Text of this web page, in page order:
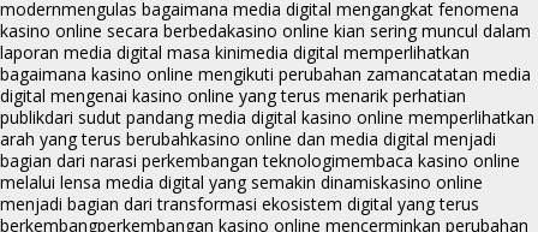
modernmengulas bagaimana media digital mengangkat fenomena
kasino online secara berbedakasino online kian sering muncul dalam
laporan media digital masa kinimedia digital memperlihatkan
bagaimana kasino online mengikuti perubahan zamancatatan media
digital mengenai kasino online yang terus menarik perhatian
publikdari sudut pandang media digital kasino online memperlihatkan
arah yang terus berubahkasino online dan media digital menjadi
bagian dari narasi perkembangan teknologimembaca kasino online
melalui lensa media digital yang semakin dinamiskasino online
menjadi bagian dari transformasi ekosistem digital yang terus
berkembangperkembangan kasino online mencerminkan perubahan